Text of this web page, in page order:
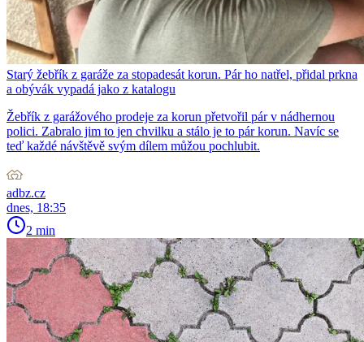
Starý žebřík z garáže za stopadesát korun. Pár ho natřel, přidal prkna
a obývák vypadá jako z katalogu
Žebřík z garážového prodeje za korun přetvořil pár v nádhernou
polici. Zabralo jim to jen chvilku a stálo je to pár korun. Navíc se
teď každé návštěvě svým dílem můžou pochlubit.
adbz.cz
dnes, 18:35
2 min